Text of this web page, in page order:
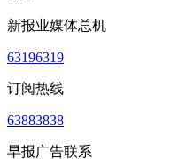
新报业媒体总机
63196319
订阅热线
63883838
早报广告联系